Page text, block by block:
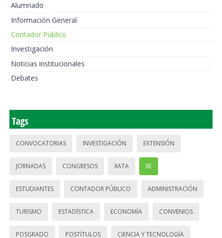
Alumnado
Información General
Contador Público
Investigación
Noticias institucionales
Debates
Tags
CONVOCATORIAS INVESTIGACIÓN EXTENSIÓN
JORNADAS CONGRESOS IIATA IIE
ESTUDIANTES CONTADOR PÚBLICO ADMINISTRACIÓN
TURISMO ESTADÍSTICA ECONOMÍA CONVENIOS
POSGRADO POSTÍTULOS CIENCIA Y TECNOLOGÍA